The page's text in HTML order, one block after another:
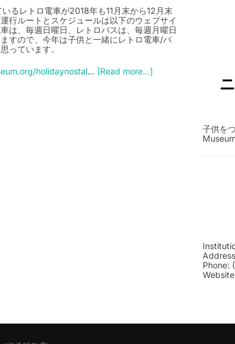
るレトロ電車が2018年も11月末から12月末
行ルートとスケジュールは以下のウェブサイ
は、毎週日曜日、レトロバスは、毎週月曜日
すので、今年は子供と一緒にレトロ電車/バ
っています。
holidaynostal… [Read more...]
子供を
Phone: